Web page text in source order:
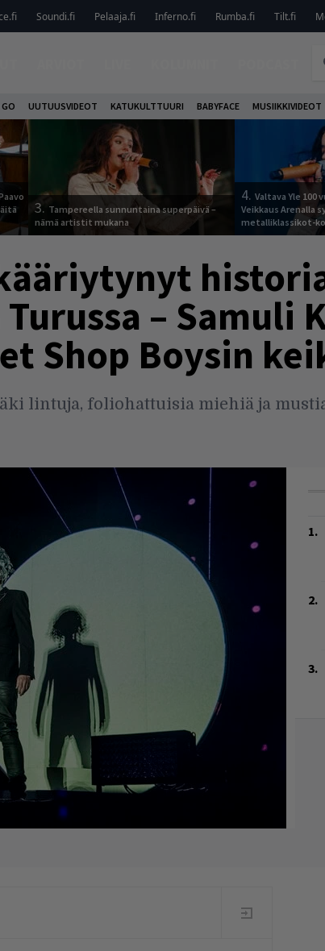
Soundi.fi Pelaaja.fi Inferno.fi Rumba.fi Tilt.fi
UUTUUSVIDEOT KATUKULTTUURI BABYFACE MUSIIKKIVIDEOT
3. Tampereella sunnuntaina superpäivä –
nämä artistit mukana
4. Valtava Yle
Veikkaus Arenalla
metalliklassikot-
– Samuli
Shop Boysin
lintuja, foliohattuisia miehiä ja